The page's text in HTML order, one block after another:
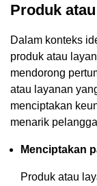
Produk
Dalam konteks
produk atau
mendorong
atau layanan
menciptakan
menarik
Menciptakan
Produk atau